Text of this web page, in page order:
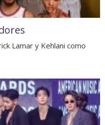
Lamar y Kehlani como